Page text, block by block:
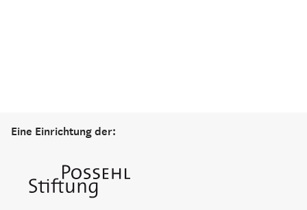
Eine Einrichtung der: